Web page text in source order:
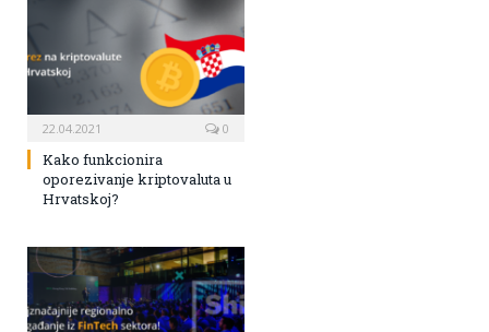
22.04.2021 0
Kako funkcionira
oporezivanje kriptovaluta u
Hrvatskoj?